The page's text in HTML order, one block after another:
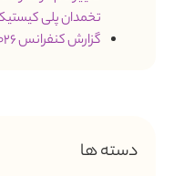
تخمدان پلی
گزارش کنفرانس 2026 درمان دیابت نوع 1
دسته ها